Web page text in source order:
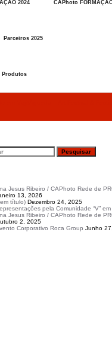
2024 CAPhoto
Parceiros 2025
Produtos
Jesus Ribeiro / CAPhoto Rede de
13, 2026
título) Dezembro 24, 2025
pela Comunidade “V”
Jesus Ribeiro / CAPhoto Rede de
2, 2025
Corporativo Roca Group Junho